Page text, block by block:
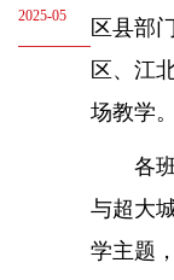
2025-05
区县部
区、江
场教学。
各
与超大
学主题